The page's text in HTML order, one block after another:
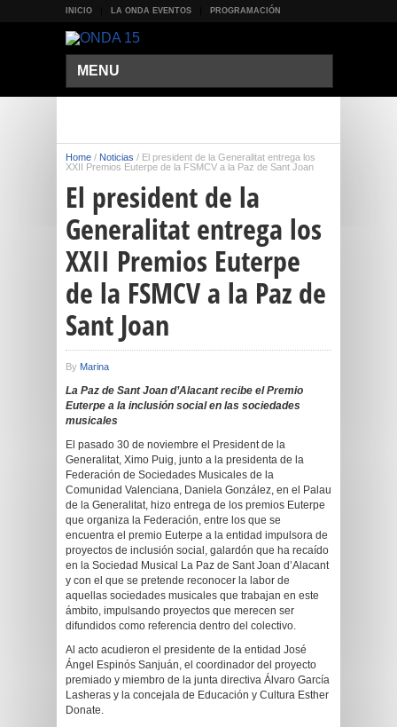
INICIO LA ONDA EVENTOS PROGRAMACIÓN
MENU
Home / Noticias / El president de la Generalitat entrega los
XXII Premios Euterpe de la FSMCV a la Paz de Sant Joan
El president de la
Generalitat entrega los
XXII Premios Euterpe
de la FSMCV a la Paz de
Sant Joan
By Marina
La Paz de Sant Joan d’Alacant recibe el Premio
Euterpe a la inclusión social en las sociedades
musicales
El pasado 30 de noviembre el President de la
Generalitat, Ximo Puig, junto a la presidenta de la
Federación de Sociedades Musicales de la
Comunidad Valenciana, Daniela González, en el Palau
de la Generalitat, hizo entrega de los premios Euterpe
que organiza la Federación, entre los que se
encuentra el premio Euterpe a la entidad impulsora de
proyectos de inclusión social, galardón que ha recaído
en la Sociedad Musical La Paz de Sant Joan d’Alacant
y con el que se pretende reconocer la labor de
aquellas sociedades musicales que trabajan en este
ámbito, impulsando proyectos que merecen ser
difundidos como referencia dentro del colectivo.
Al acto acudieron el presidente de la entidad José
Ángel Espinós Sanjuán, el coordinador del proyecto
premiado y miembro de la junta directiva Álvaro García
Lasheras y la concejala de Educación y Cultura Esther
Donate.